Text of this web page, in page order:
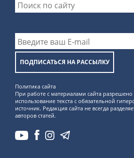
ПОДПИСАТЬСЯ НА РАССЫЛКУ
Политика сайта
При работе с материалами сайта разрешено
использование текста с обязательной
источник. Редакция сайта не всегда
авторов статей.